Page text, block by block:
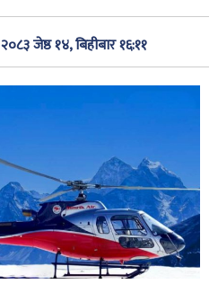
२०८३ जेष्ठ १४, बिहीबार १६:११